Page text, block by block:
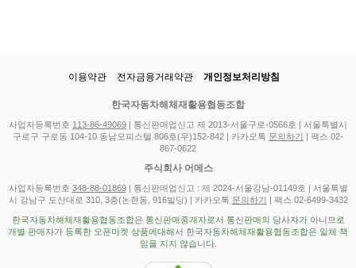
이용약관 전자금융거래약관 개인정보처리방침
한국자동차해체재활용협동조합
사업자등록번호 113-86-49069 | 통신판매업신고 제 2013-서울구로-0566호 | 서울특별시
구로구 구로동 104-10 동남오피스텔 806호(우)152-842 | 카카오톡 문의하기 | 팩스 02-
867-0622
주식회사 어메스
사업자등록번호 348-88-01869| 통신판매업신고 : 제 2024-서울강남-01149호 | 서울특별
시 강남구 도산대로 310, 3층(논현동, 916빌딩) | 카카오톡 문의하기 | 팩스 02-6499-3432
한국자동차해체재활용협동조합은 통신판매중개자로서 통신판매의 당사자가 아니므로
개별 판매자가 등록한 오픈마켓 상품에대해서 한국자동차해체재활용협동조합은 일체 책
임을 지지 않습니다.